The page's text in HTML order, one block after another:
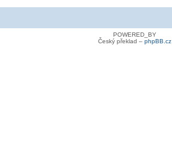
POWERED_BY
Český překlad – phpBB.cz